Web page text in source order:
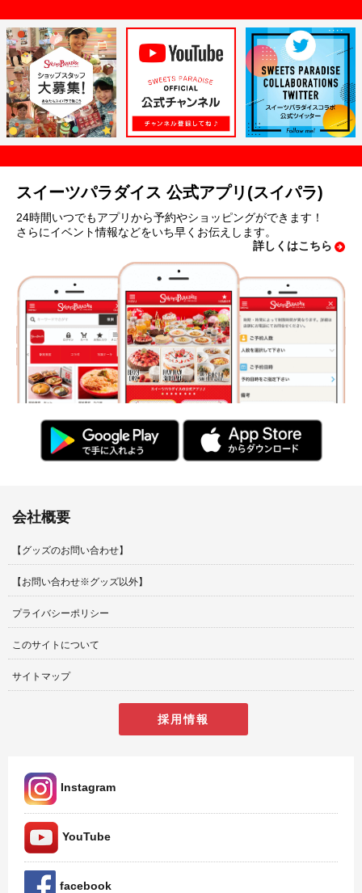
スイーツパラダイス 公式アプリ(スイパラ)
24時間いつでもアプリから予約やショッピングができます！
さらにイベント情報などをいち早くお伝えします。
詳しくはこちら
会社概要
【グッズのお問い合わせ】
【お問い合わせ※グッズ以外】
プライバシーポリシー
このサイトについて
サイトマップ
採用情報
Instagram
YouTube
facebook